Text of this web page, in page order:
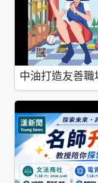
中油打造友善